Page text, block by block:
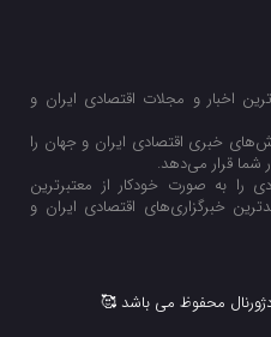
اخبار و مجلات اقتصادی ایران و
خبری اقتصادی ایران و جهان را
شما قرار می‌‌دهد.
را به صورت خودکار از معتبرترین
خبرگزاری‌های اقتصادی ایران و
محفوظ می باشد 🥰